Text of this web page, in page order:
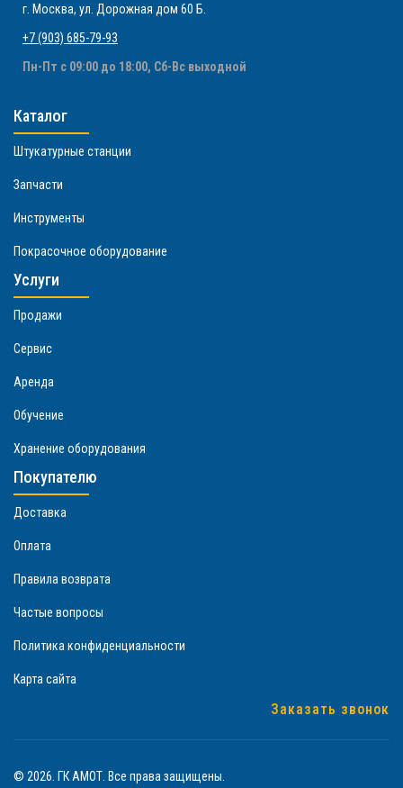
г. Москва, ул. Дорожная дом 60 Б
+7 (903) 685-79-93
Пн-Пт с 09:00 до 18:00, Сб-Вс выходной
Каталог
Штукатурные станции
Запчасти
Инструменты
Покрасочное оборудование
Услуги
Продажи
Сервис
Аренда
Обучение
Хранение оборудования
Покупателю
Доставка
Оплата
Правила возврата
Частые вопросы
Политика конфиденциальности
Карта сайта
Заказать звонок
© 2026. ГК АМОТ. Все права защищены.